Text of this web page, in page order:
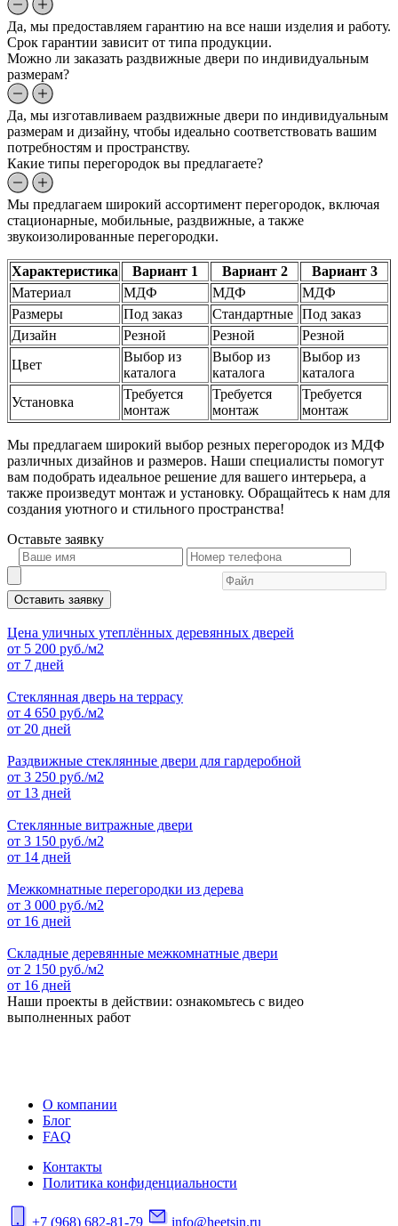
Да, мы предоставляем гарантию на все наши изделия и работу.
Срок гарантии зависит от типа продукции.
Можно ли заказать раздвижные двери по индивидуальным
размерам?
Да, мы изготавливаем раздвижные двери по индивидуальным
размерам и дизайну, чтобы идеально соответствовать вашим
потребностям и пространству.
Какие типы перегородок вы предлагаете?
Мы предлагаем широкий ассортимент перегородок, включая
стационарные, мобильные, раздвижные, а также
звукоизолированные перегородки.
Характеристика Вариант 1 Вариант 2
Вариант 3
Материал
МДФ МДФ
МДФ
Размеры
Под заказ Стандартные Под заказ
Дизайн
Резной Резной
Резной
Цвет
Выбор из
каталога
Выбор из
каталога
Выбор из
каталога
Установка
Требуется
монтаж
Требуется
монтаж
Требуется
монтаж
Мы предлагаем широкий выбор резных перегородок из МДФ
различных дизайнов и размеров. Наши специалисты помогут
вам подобрать идеальное решение для вашего интерьера, а
также произведут монтаж и установку. Обращайтесь к нам для
создания уютного и стильного пространства!
Оставьте заявку
Оставить заявку
Цена уличных утеплённых деревянных дверей
от 5 200 руб./м2
от 7 дней
Стеклянная дверь на террасу
от 4 650 руб./м2
от 20 дней
Раздвижные стеклянные двери для гардеробной
от 3 250 руб./м2
от 13 дней
Стеклянные витражные двери
от 3 150 руб./м2
от 14 дней
Межкомнатные перегородки из дерева
от 3 000 руб./м2
от 16 дней
Складные деревянные межкомнатные двери
от 2 150 руб./м2
от 16 дней
Наши проекты в действии: ознакомьтесь с видео
выполненных работ
О компании
Блог
FAQ
Контакты
Политика конфиденциальности
+7 (968) 682-81-79 info@heetsin.ru